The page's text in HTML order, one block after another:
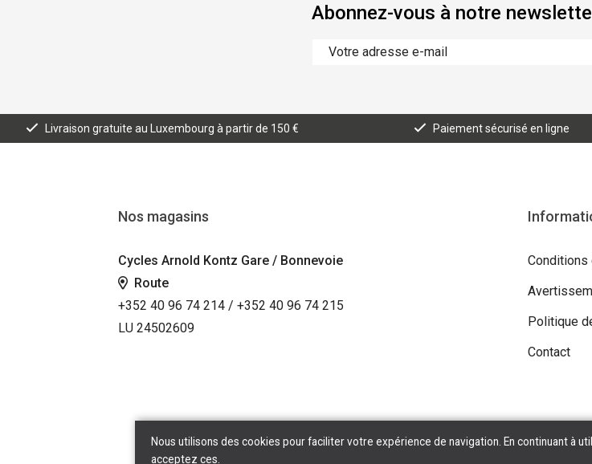
Abonnez-vous à notre
Livraison gratuite au Luxembourg à partir de 150 € Paiement sécurisé en ligne
Nos magasins
Cycles Arnold Kontz Gare / Bonnevoie
Route
+352 40 96 74 214 / +352 40 96 74 215
LU 24502609
Conditions
Politique
Contact
Nous utilisons des cookies pour faciliter votre expérience de navigation. En continuant à
acceptez ces.